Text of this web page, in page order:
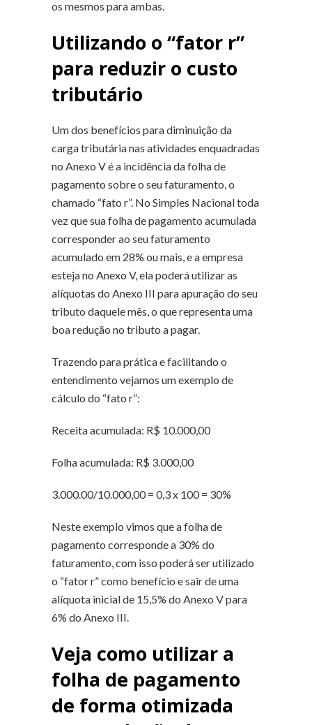
os mesmos para ambas.
Utilizando o “fator r”
para reduzir o custo
tributário
Um dos benefícios para diminuição da
carga tributária nas atividades enquadradas
no Anexo V é a incidência da folha de
pagamento sobre o seu faturamento, o
chamado “fato r”. No Simples Nacional toda
vez que sua folha de pagamento acumulada
corresponder ao seu faturamento
acumulado em 28% ou mais, e a empresa
esteja no Anexo V, ela poderá utilizar as
alíquotas do Anexo III para apuração do seu
tributo daquele mês, o que representa uma
boa redução no tributo a pagar.
Trazendo para prática e facilitando o
entendimento vejamos um exemplo de
cálculo do “fato r”:
Receita acumulada: R$ 10.000,00
Folha acumulada: R$ 3.000,00
3.000.00/10.000,00 = 0,3 x 100 = 30%
Neste exemplo vimos que a folha de
pagamento corresponde a 30% do
faturamento, com isso poderá ser utilizado
o “fator r” como benefício e sair de uma
alíquota inicial de 15,5% do Anexo V para
6% do Anexo III.
Veja como utilizar a
folha de pagamento
de forma otimizada